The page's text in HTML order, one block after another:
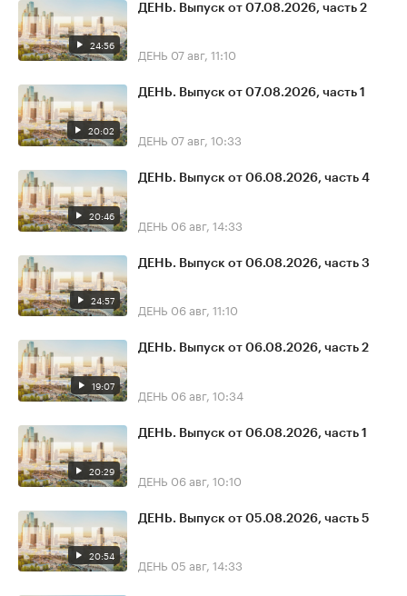
24:56
ДЕНЬ. Выпуск от 07.08.2026, часть 2
ДЕНЬ 07 авг, 11:10
20:02
ДЕНЬ. Выпуск от 07.08.2026, часть 1
ДЕНЬ 07 авг, 10:33
20:46
ДЕНЬ. Выпуск от 06.08.2026, часть 4
ДЕНЬ 06 авг, 14:33
24:57
ДЕНЬ. Выпуск от 06.08.2026, часть 3
ДЕНЬ 06 авг, 11:10
19:07
ДЕНЬ. Выпуск от 06.08.2026, часть 2
ДЕНЬ 06 авг, 10:34
20:29
ДЕНЬ. Выпуск от 06.08.2026, часть 1
ДЕНЬ 06 авг, 10:10
20:54
ДЕНЬ. Выпуск от 05.08.2026, часть 5
ДЕНЬ 05 авг, 14:33